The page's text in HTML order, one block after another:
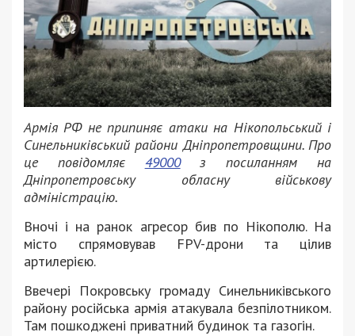
Армія РФ не припиняє атаки на Нікопольський і
Синельниківський райони Дніпропетровщини. Про
це повідомляє 49000з посиланням на
Дніпропетровську обласну військову
адміністрацію.
Вночі і на ранок агресор бив по Нікополю. На
місто спрямовував FPV-дрони та цілив
артилерією.
Ввечері Покровську громаду Синельниківського
району російська армія атакувала безпілотником.
Там пошкоджені приватний будинок та газогін.